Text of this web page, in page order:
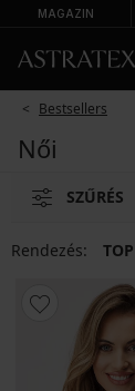
MAGAZIN
Bestsellers
Női
SZŰRÉS
Rendezés: TOP